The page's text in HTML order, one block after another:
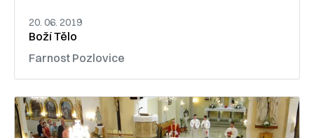
20. 06. 2019
Boží Tělo
Farnost Pozlovice